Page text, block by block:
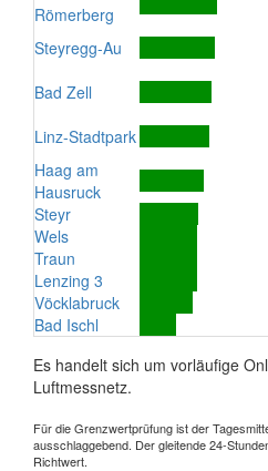
Römerberg
Steyregg-Au
Bad Zell
Linz-Stadtpark
Haag am
Hausruck
Steyr
Wels
Traun
Lenzing 3
Vöcklabruck
Bad Ischl
Es handelt sich um vorläufige
Luftmessnetz.
Für die Grenzwertprüfung ist der
ausschlaggebend. Der gleitende 24-
Richtwert.